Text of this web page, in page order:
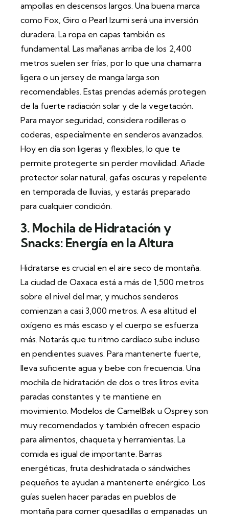
ampollas en descensos largos. Una buena marca
como Fox, Giro o Pearl Izumi será una inversión
duradera. La ropa en capas también es
fundamental. Las mañanas arriba de los 2,400
metros suelen ser frías, por lo que una chamarra
ligera o un jersey de manga larga son
recomendables. Estas prendas además protegen
de la fuerte radiación solar y de la vegetación.
Para mayor seguridad, considera rodilleras o
coderas, especialmente en senderos avanzados.
Hoy en día son ligeras y flexibles, lo que te
permite protegerte sin perder movilidad. Añade
protector solar natural, gafas oscuras y repelente
en temporada de lluvias, y estarás preparado
para cualquier condición.
3. Mochila de Hidratación y
Snacks: Energía en la Altura
Hidratarse es crucial en el aire seco de montaña.
La ciudad de Oaxaca está a más de 1,500 metros
sobre el nivel del mar, y muchos senderos
comienzan a casi 3,000 metros. A esa altitud el
oxígeno es más escaso y el cuerpo se esfuerza
más. Notarás que tu ritmo cardíaco sube incluso
en pendientes suaves. Para mantenerte fuerte,
lleva suficiente agua y bebe con frecuencia. Una
mochila de hidratación de dos o tres litros evita
paradas constantes y te mantiene en
movimiento. Modelos de CamelBak u Osprey son
muy recomendados y también ofrecen espacio
para alimentos, chaqueta y herramientas. La
comida es igual de importante. Barras
energéticas, fruta deshidratada o sándwiches
pequeños te ayudan a mantenerte enérgico. Los
guías suelen hacer paradas en pueblos de
montaña para comer quesadillas o empanadas: un